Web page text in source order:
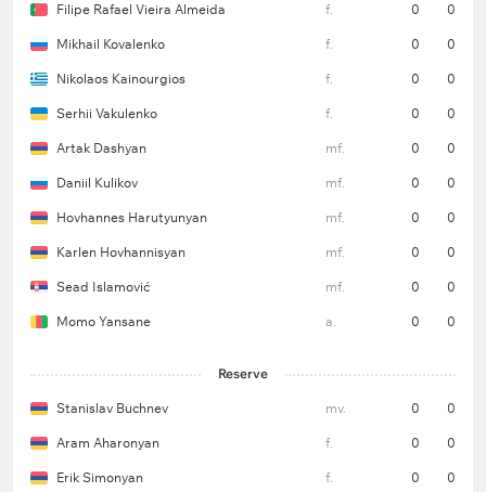
Filipe Rafael Vieira Almeida f. 0 0
Mikhail Kovalenko f. 0 0
Nikolaos Kainourgios f. 0 0
Serhii Vakulenko f. 0 0
Artak Dashyan mf. 0 0
Daniil Kulikov mf. 0 0
Hovhannes Harutyunyan mf. 0 0
Karlen Hovhannisyan mf. 0 0
Sead Islamović mf. 0 0
Momo Yansane a. 0 0
Reserve
Stanislav Buchnev mv. 0 0
Aram Aharonyan f. 0 0
Erik Simonyan f. 0 0